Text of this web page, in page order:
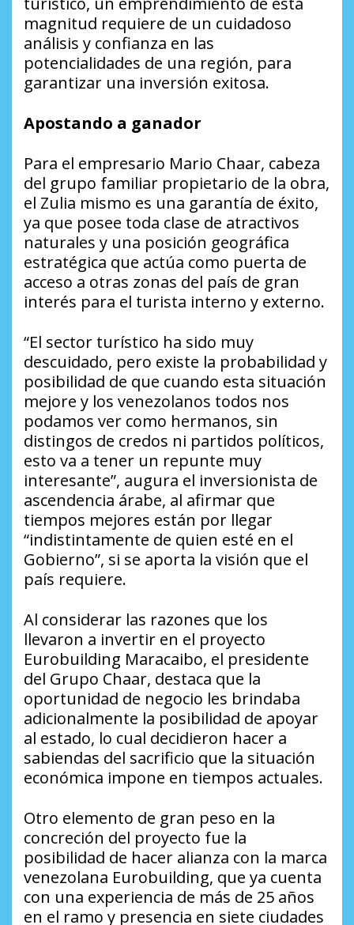
magnitud requiere de un cuidadoso
análisis y confianza en las
potencialidades de una región, para
garantizar una inversión exitosa.
Apostando a ganador
Para el empresario Mario Chaar, cabeza
del grupo familiar propietario de la obra,
el Zulia mismo es una garantía de éxito,
ya que posee toda clase de atractivos
naturales y una posición geográfica
estratégica que actúa como puerta de
acceso a otras zonas del país de gran
interés para el turista interno y externo.
“El sector turístico ha sido muy
descuidado, pero existe la probabilidad y
posibilidad de que cuando esta situación
mejore y los venezolanos todos nos
podamos ver como hermanos, sin
distingos de credos ni partidos políticos,
esto va a tener un repunte muy
interesante”, augura el inversionista de
ascendencia árabe, al afirmar que
tiempos mejores están por llegar
“indistintamente de quien esté en el
Gobierno”, si se aporta la visión que el
país requiere.
Al considerar las razones que los
llevaron a invertir en el proyecto
Eurobuilding Maracaibo, el presidente
del Grupo Chaar, destaca que la
oportunidad de negocio les brindaba
adicionalmente la posibilidad de apoyar
al estado, lo cual decidieron hacer a
sabiendas del sacrificio que la situación
económica impone en tiempos actuales.
Otro elemento de gran peso en la
concreción del proyecto fue la
posibilidad de hacer alianza con la marca
venezolana Eurobuilding, que ya cuenta
con una experiencia de más de 25 años
en el ramo y presencia en siete ciudades